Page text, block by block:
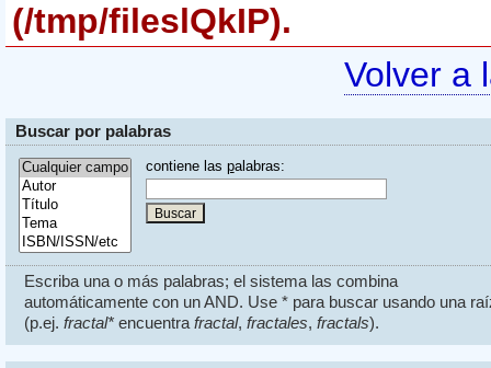
(/tmp/fileslQkIP).
Volver a
Buscar por palabras
contiene las palabras:
Escriba una o más palabras; el sistema las combina
automáticamente con un AND. Use * para buscar usando una
(p.ej. fractal*encuentra fractal, fractales, fractals).